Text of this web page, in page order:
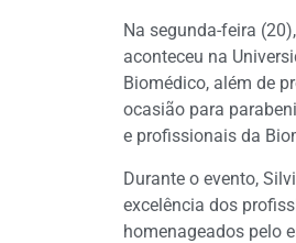
Na segunda-feira
aconteceu na
Biomédico, além de
ocasião para
e profissionais da
Durante o evento,
excelência dos
homenageados pelo